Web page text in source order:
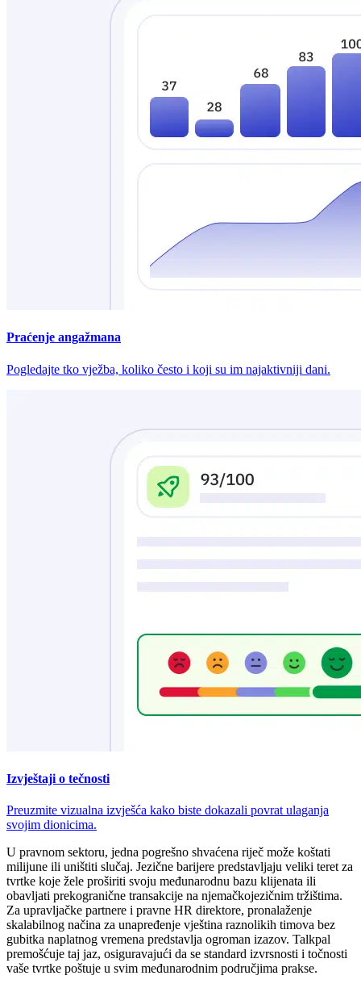
Praćenje angažmana
Pogledajte tko vježba, koliko često i koji su im najaktivniji dani.
Izvještaji o tečnosti
Preuzmite vizualna izvješća kako biste dokazali povrat ulaganja
svojim dionicima.
U pravnom sektoru, jedna pogrešno shvaćena riječ može koštati
milijune ili uništiti slučaj. Jezične barijere predstavljaju veliki teret za
tvrtke koje žele proširiti svoju međunarodnu bazu klijenata ili
obavljati prekogranične transakcije na njemačkojezičnim tržištima.
Za upravljačke partnere i pravne HR direktore, pronalaženje
skalabilnog načina za unapređenje vještina raznolikih timova bez
gubitka naplatnog vremena predstavlja ogroman izazov. Talkpal
premošćuje taj jaz, osiguravajući da se standard izvrsnosti i točnosti
vaše tvrtke poštuje u svim međunarodnim područjima prakse.